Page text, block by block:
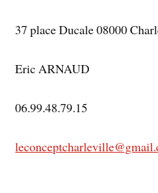
37 place Ducale 08000
Eric ARNAUD
06.99.48.79.15